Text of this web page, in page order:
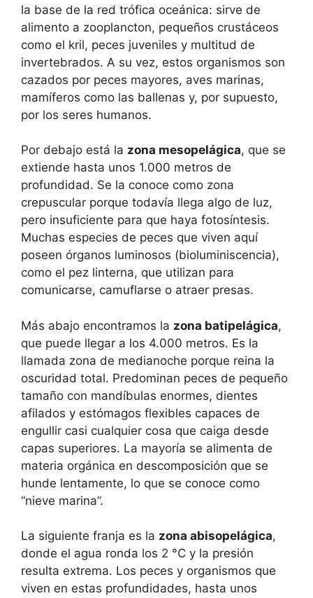
la base de la red trófica oceánica: sirve de
alimento a zooplancton, pequeños crustáceos
como el kril, peces juveniles y multitud de
invertebrados. A su vez, estos organismos son
cazados por peces mayores, aves marinas,
mamíferos como las ballenas y, por supuesto,
por los seres humanos.
Por debajo está la zona mesopelágica, que se
extiende hasta unos 1.000 metros de
profundidad. Se la conoce como zona
crepuscular porque todavía llega algo de luz,
pero insuficiente para que haya fotosíntesis.
Muchas especies de peces que viven aquí
poseen órganos luminosos (bioluminiscencia),
como el pez linterna, que utilizan para
comunicarse, camuflarse o atraer presas.
Más abajo encontramos la zona batipelágica,
que puede llegar a los 4.000 metros. Es la
llamada zona de medianoche porque reina la
oscuridad total. Predominan peces de pequeño
tamaño con mandíbulas enormes, dientes
afilados y estómagos flexibles capaces de
engullir casi cualquier cosa que caiga desde
capas superiores. La mayoría se alimenta de
materia orgánica en descomposición que se
hunde lentamente, lo que se conoce como
“nieve marina”.
La siguiente franja es la zona abisopelágica,
donde el agua ronda los 2 °C y la presión
resulta extrema. Los peces y organismos que
viven en estas profundidades, hasta unos